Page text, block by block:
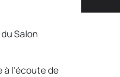
Salon
à l'écoute de